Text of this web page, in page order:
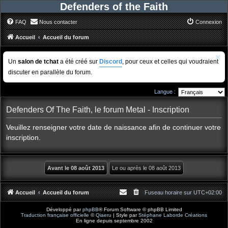
Defenders of the Faith
FAQ Nous contacter Connexion
Accueil Accueil du forum
Un salon de tchat a été créé sur Discord , pour ceux et celles qui voudraient
discuter en parallèle du forum.
Langue :
Defenders Of The Faith, le forum Metal - Inscription
Veuillez renseigner votre date de naissance afin de continuer votre
inscription.
Accueil Accueil du forum Fuseau horaire surUTC+02:00
Développé parphpBB® Forum Software © phpBB Limited
Traduction française officielle ©Qiaeru | Style parStéphane Laborde Créations
En ligne depuis septembre 2002